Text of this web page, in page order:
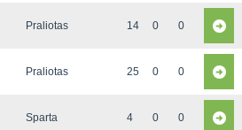
Praliotas 14 0 0
Praliotas 25 0 0
Sparta 4 0 0